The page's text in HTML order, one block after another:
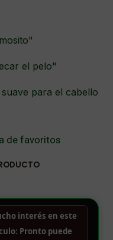
el pelo"
para el cabello
de favoritos